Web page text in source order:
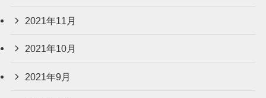
2021年11月
2021年10月
2021年9月